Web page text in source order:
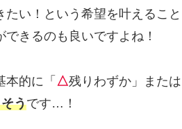
い！という希望を叶えること
きるのも良いですよね！
的に「 △残りわずか」または
うです…！